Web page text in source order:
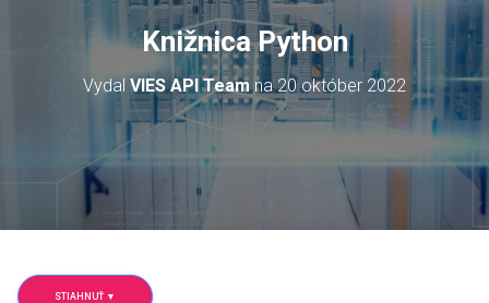
Knižnica Python
Vydal VIES API Teamna20 október 2022
STIAHNUŤ ▼